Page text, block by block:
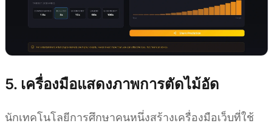
5. เครื่องมือแสดงภาพการตัดไม้อัด
นักเทคโนโลยีการศึกษาคนหนึ่งสร้างเครื่องมือเว็บที่ใช้